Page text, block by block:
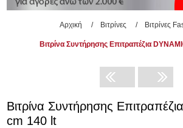
Αρχική / Βιτρίνες / Βιτρίνες
Βιτρίνα Συντήρησης Επιτραπέζια
Βιτρίνα Συντήρησης
cm 140 lt